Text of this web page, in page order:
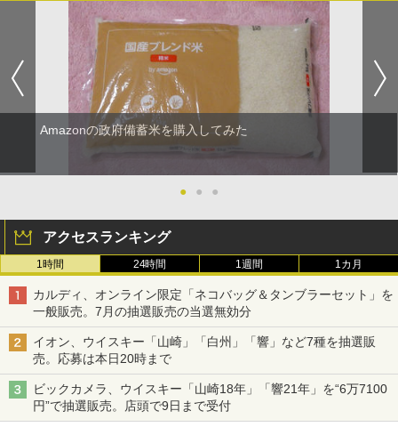
Amazonの政府備蓄米を購入してみた
● ● ●
アクセスランキング
1時間 24時間 1週間 1カ月
カルディ、オンライン限定「ネコバッグ＆タンブラーセット」を
一般販売。7月の抽選販売の当選無効分
イオン、ウイスキー「山崎」「白州」「響」など7種を抽選販
売。応募は本日20時まで
ビックカメラ、ウイスキー「山崎18年」「響21年」を“6万7100
円”で抽選販売。店頭で9日まで受付